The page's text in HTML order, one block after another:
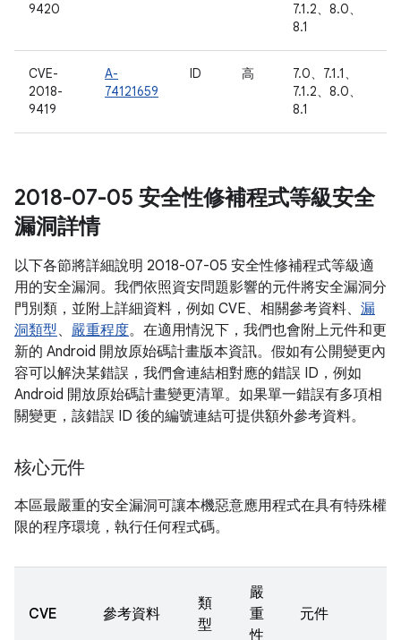
9420
7.1.2、8.0、
8.1
CVE-
2018-
9419
A-
74121659
ID 高
7.0、7.1.1、
7.1.2、8.0、
8.1
2018-07-05 安全性修補程式等級安全
漏洞詳情
以下各節將詳細說明 2018-07-05 安全性修補程式等級適
用的安全漏洞。我們依照資安問題影響的元件將安全漏洞分
門別類，並附上詳細資料，例如 CVE、相關參考資料、 漏
洞類型、 嚴重程度。在適用情況下，我們也會附上元件和更
新的 Android 開放原始碼計畫版本資訊。假如有公開變更內
容可以解決某錯誤，我們會連結相對應的錯誤 ID，例如
Android 開放原始碼計畫變更清單。如果單一錯誤有多項相
關變更，該錯誤 ID 後的編號連結可提供額外參考資料。
核心元件
本區最嚴重的安全漏洞可讓本機惡意應用程式在具有特殊權
限的程序環境，執行任何程式碼。
CVE 參考資料
類
型
嚴
重
性
元件